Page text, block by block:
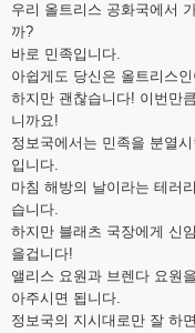
우리 올트리스 공화국에서
까?
바로 민족입니다.
아쉽게도 당신은 올트리스
하지만 괜찮습니다! 이번만
니까요!
정보국에서는 민족을 분열
입니다.
마침 해방의 날이라는 테러
습니다.
하지만 블래츠 국장에게 신
을겁니다!
앨리스 요원과 브렌다 요원
아주시면 됩니다.
정보국의 지시대로만 잘 하